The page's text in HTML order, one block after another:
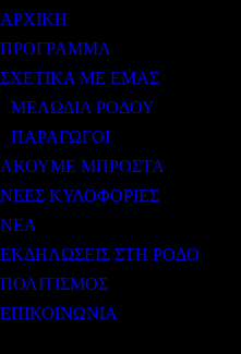
ΑΡΧΙΚΗ
ΠΡΟΓΡΑΜΜΑ
ΣΧΕΤΙΚΑ ΜΕ ΕΜΑΣ
ΜΕΛΩΔΙΑ ΡΟΔΟΥ
ΠΑΡΑΓΩΓΟΙ
ΑΚΟΥΜΕ ΜΠΡΟΣΤΑ
ΝΕΕΣ ΚΥΛΟΦΟΡΙΕΣ
ΝΕΑ
ΕΚΔΗΛΩΣΕΙΣ ΣΤΗ ΡΟΔΟ
ΠΟΛΙΤΙΣΜΟΣ
ΕΠΙΚΟΙΝΩΝΙΑ